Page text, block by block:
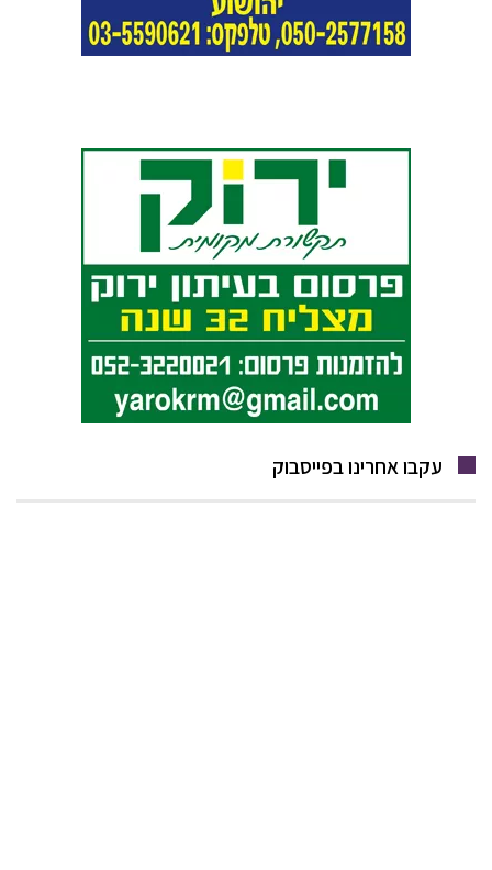
עקבו אחרינו בפייסבוק